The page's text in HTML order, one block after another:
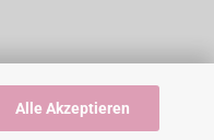
Alle Akzeptieren